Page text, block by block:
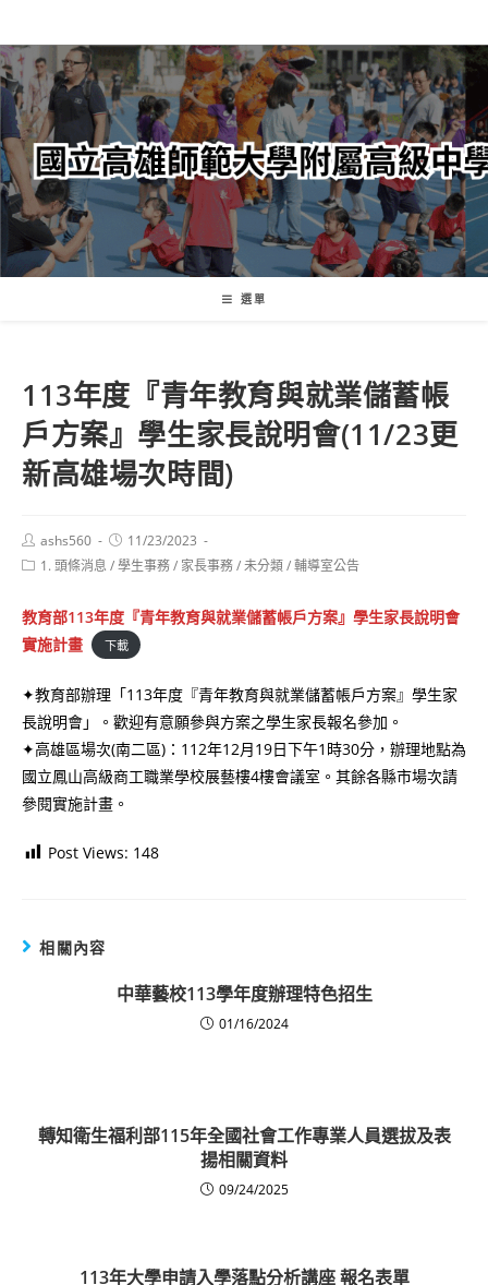
轉
至
主
內
容
選單
113年度『青年教育與就業儲蓄帳
戶方案』學生家長說明會(11/23更
新高雄場次時間)
Post
author:
ashs560
Post
published:
11/23/2023
Post1. 頭條消息 /學生事務/ 家長事務/未分類/輔導室公告
教育部113年度『青年教育與就業儲蓄帳戶方案』學生家長說明會
實施計畫
下載
✦教育部辦理「113年度『青年教育與就業儲蓄帳戶方案』學生家
長說明會」。歡迎有意願參與方案之學生家長報名參加。
✦高雄區場次(南二區)：112年12月19日下午1時30分，辦理地點為
國立鳳山高級商工職業學校展藝樓4樓會議室。其餘各縣市場次請
參閱實施計畫。
Post Views: 148
相關內容
中華藝校113學年度辦理特色招生
01/16/2024
轉知衛生福利部115年全國社會工作專業人員選拔及表
揚相關資料
09/24/2025
113年大學申請入學落點分析講座 報名表單